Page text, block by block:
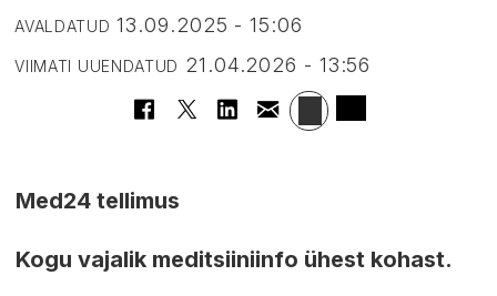
AVALDATUD 13.09.2025 - 15:06
VIIMATI UUENDATUD 21.04.2026 - 13:56
Med24 tellimus
Kogu vajalik meditsiiniinfo ühest kohast.